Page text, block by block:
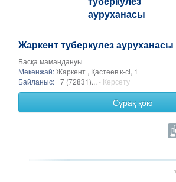
Жаркент туберкулез ауруханасы
Басқа мамандануы
Мекенжай:Жаркент , Қастеев к-сі, 1
Байланыс: +7 (72831)... - Көрсету
Сұрақ қою